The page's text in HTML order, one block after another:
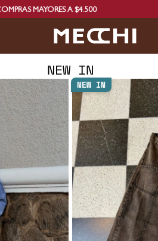
A $4.500
NEW IN
NEW IN